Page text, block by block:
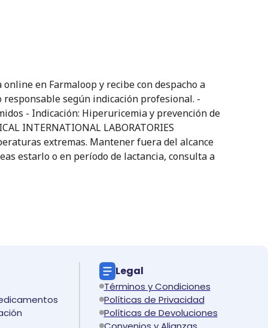
online en Farmaloop y recibe con despacho a
responsable según indicación profesional. -
- Indicación: Hiperuricemia y prevención de
INTERNATIONAL LABORATORIES
extremas. Mantener fuera del alcance
estarlo o en período de lactancia, consulta a
Legal
Términos y Condiciones
Políticas de Privacidad
Políticas de Devoluciones